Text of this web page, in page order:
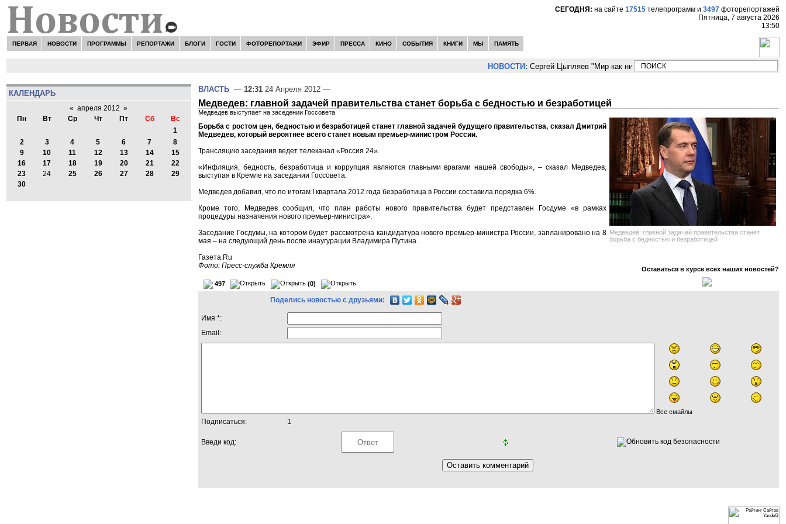
СЕГОДНЯ: на сайте 17515 телепрограмм и 3497 фоторепортажей
Пятница, 7 августа 2026
13:50
ПЕРВАЯ НОВОСТИ ПРОГРАММЫ РЕПОРТАЖИ БЛОГИ ГОСТИ ФОТОРЕПОРТАЖИ ЭФИР ПРЕССА КИНО СОБЫТИЯ КНИГИ МЫ ПАМЯТЬ
НОВОСТИ: Сергей Цыпляев "Мир как никогда близко стоит к угрозе третьей
КАЛЕНДАРЬ
« апреля 2012 »
Пн
Вт Ср Чт Пт Сб
Вс
1
2
3 4 5 6 7
8
9
10 11 12 13 14
15
16
17 18 19 20 21
22
23
24 25 26 27 28
29
30
ВЛАСТЬ — 12:31 24 Апреля 2012 —
Медведев: главной задачей правительства станет борьба с бедностью и безработицей
Медведев выступает на заседении Госсовета
Медведев: главной задачей правительства станет
борьба с бедностью и безработицей
Борьба с ростом цен, бедностью и безработицей станет главной задачей будущего правительства, сказал Дмитрий
Медведев, который вероятнее всего станет новым премьер-министром России.
Трансляцию заседания ведет телеканал «Россия 24».
«Инфляция, бедность, безработица и коррупция являются главными врагами нашей свободы», – сказал Медведев,
выступая в Кремле на заседании Госсовета.
Медведев добавил, что по итогам I квартала 2012 года безработица в России составила порядка 6%.
Кроме того, Медведев сообщил, что план работы нового правительства будет представлен Госдуме «в рамках
процедуры назначения нового премьер-министра».
Заседание Госдумы, на котором будет рассмотрена кандидатура нового премьер-министра России, запланировано на 8
мая – на следующий день после инаугурации Владимира Путина.
Газета.Ru
Фото: Пресс-служба Кремля
Оставаться в курсе всех наших новостей?
497 (0)
Поделись новостью с друзьями:
Имя *:
Email:
Все смайлы
Подписаться: 1
Введи код: